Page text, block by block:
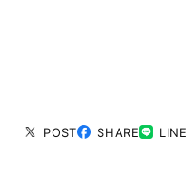
POST SHARE LINE